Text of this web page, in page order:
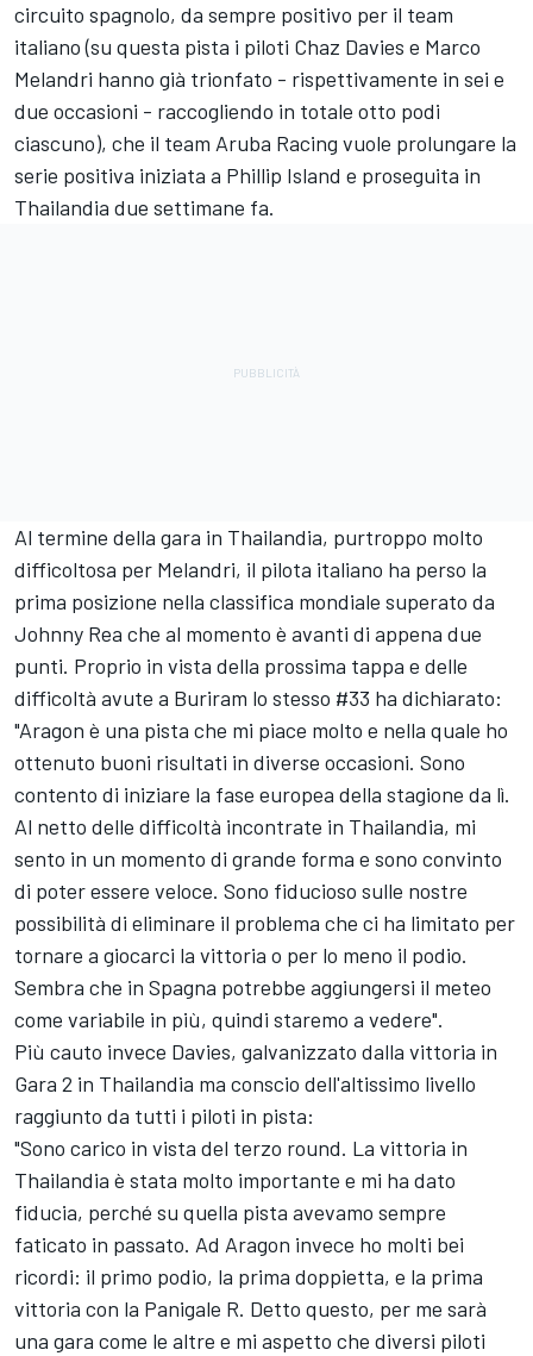
circuito spagnolo, da sempre positivo per il team
italiano (su questa pista i piloti Chaz Davies e Marco
Melandri hanno già trionfato - rispettivamente in sei e
due occasioni - raccogliendo in totale otto podi
ciascuno), che il team Aruba Racing vuole prolungare la
serie positiva iniziata a Phillip Island e proseguita in
Thailandia due settimane fa.
Al termine della gara in Thailandia, purtroppo molto
difficoltosa per Melandri, il pilota italiano ha perso la
prima posizione nella classifica mondiale superato da
Johnny Rea che al momento è avanti di appena due
punti. Proprio in vista della prossima tappa e delle
difficoltà avute a Buriram lo stesso #33 ha dichiarato:
"Aragon è una pista che mi piace molto e nella quale ho
ottenuto buoni risultati in diverse occasioni. Sono
contento di iniziare la fase europea della stagione da lì.
Al netto delle difficoltà incontrate in Thailandia, mi
sento in un momento di grande forma e sono convinto
di poter essere veloce. Sono fiducioso sulle nostre
possibilità di eliminare il problema che ci ha limitato per
tornare a giocarci la vittoria o per lo meno il podio.
Sembra che in Spagna potrebbe aggiungersi il meteo
come variabile in più, quindi staremo a vedere".
Più cauto invece Davies, galvanizzato dalla vittoria in
Gara 2 in Thailandia ma conscio dell'altissimo livello
raggiunto da tutti i piloti in pista:
"Sono carico in vista del terzo round. La vittoria in
Thailandia è stata molto importante e mi ha dato
fiducia, perché su quella pista avevamo sempre
faticato in passato. Ad Aragon invece ho molti bei
ricordi: il primo podio, la prima doppietta, e la prima
vittoria con la Panigale R. Detto questo, per me sarà
una gara come le altre e mi aspetto che diversi piloti